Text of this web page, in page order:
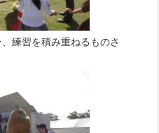
練習を積み重ねるものさ